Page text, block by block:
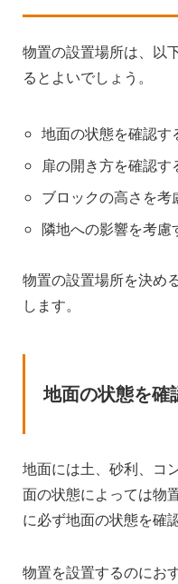
物置の設置場所は、以
るとよいでしょう。
地面の状態を確認す
扉の開き方を確認す
ブロックの高さを考
隣地への影響を考慮
物置の設置場所を決め
します。
地面の状態を確
地面には土、砂利、コ
面の状態によっては物
に必ず地面の状態を確
物置を設置するのにお